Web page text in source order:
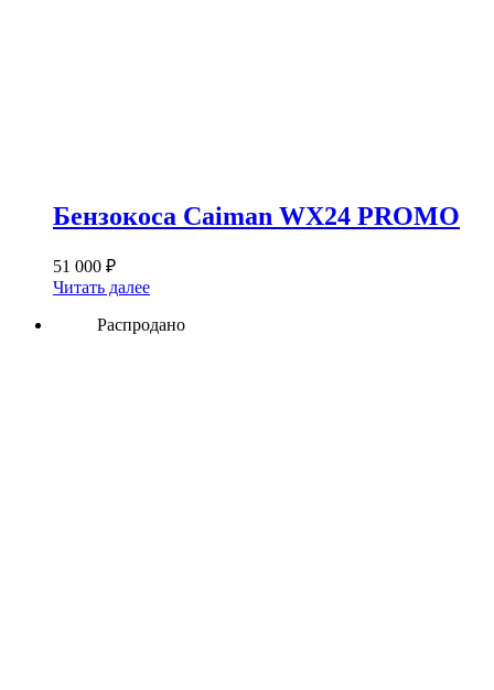
Бензокоса Caiman WX24 PROMO
51 000 ₽
Читать далее
Распродано